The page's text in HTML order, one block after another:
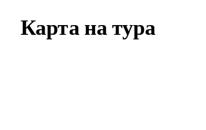
Карта на тура